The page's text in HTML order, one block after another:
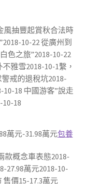
風抽豐起賞秋合法時
10-22 從廣州到
色之旅”2018-10-22
雅雪2018-10-1繫，
戒的退稅坑2018-
18 中國游客”說走
18
萬元-31.98萬元包養
款概念車表態2018-
27.98萬元2018-10-
售價15-17.3萬元